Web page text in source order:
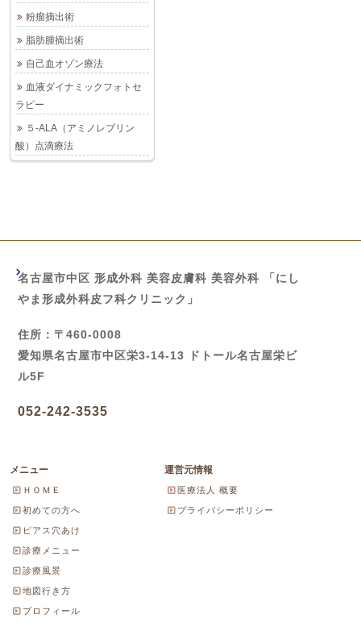
粉瘤摘出術
脂肪腫摘出術
自己血オゾン療法
血液ダイナミックフォトセ
ラピー
５-ALA（アミノレブリン
酸）点滴療法
名古屋市中区 形成外科 美容皮膚科 美容外科 「にし
やま形成外科皮フ科クリニック」
住所：〒460-0008
愛知県名古屋市中区栄3-14-13 ドトール名古屋栄ビ
ル5F
052-242-3535
メニュー
ＨＯＭＥ
初めての方へ
ピアス穴あけ
診療メニュー
診療風景
地図行き方
プロフィール
運営元情報
医療法人 概要
プライバシーポリシー